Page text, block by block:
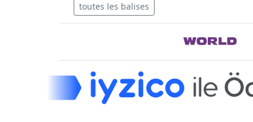
toutes les balises